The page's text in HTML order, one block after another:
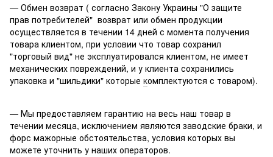
— Обмен возврат ( согласно Закону Украины "О защите
прав потребителей" возврат или обмен продукции
осуществляется в течении 14 дней с момента получения
товара клиентом, при условии что товар сохранил
"торговый вид" не эксплуатировался клиентом, не имеет
механических повреждений, и у клиента сохранились
упаковка и "шильдики" которые комплектуются с товаром).
— Мы предоставляем гарантию на весь наш товар в
течении месяца, исключением являются заводские браки, и
форс мажорные обстоятельства, условия которых вы
можете уточнить у наших операторов.